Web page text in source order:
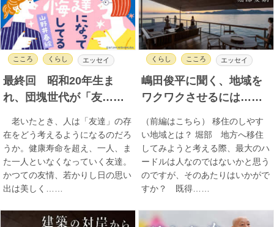
こころ くらし エッセイ
最終回 昭和20年生ま
れ、団塊世代が「友……
老いたとき、人は「友達」の存
在をどう考えるようになるのだろ
うか。健康寿命を超え、一人、ま
た一人といなくなっていく友達。
かつての友情、若かりし日の思い
出は美しく……
くらし こころ エッセイ
嶋田俊平に聞く、地域を
ワクワクさせるには……
（前編はこちら） 移住のしやす
い地域とは？ 堀部 地方へ移住
してみようと考える際、最大のハ
ードルは人なのではないかと思う
のですが、そのあたりはいかがで
すか？ 既得……